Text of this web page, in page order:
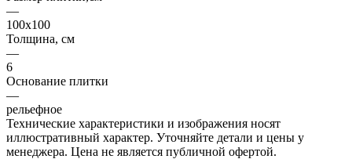
—
100х100
Толщина, см
—
6
Основание плитки
—
рельефное
Технические характеристики и изображения носят
иллюстративный характер. Уточняйте детали и цены у
менеджера. Цена не является публичной офертой.